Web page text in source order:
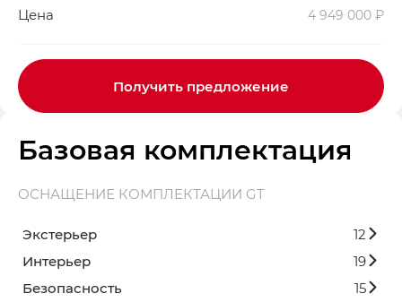
Цена 4 949 000 ₽
Получить предложение
Базовая комплектация
ОСНАЩЕНИЕ КОМПЛЕКТАЦИИ GT
Экстерьер
12
Интерьер
19
Безопасность
15